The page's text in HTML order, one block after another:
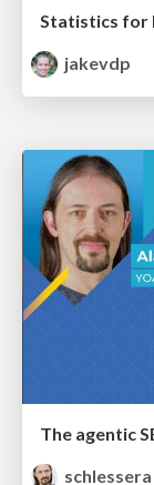
Statistics for
jakevdp
The agentic
schlessera